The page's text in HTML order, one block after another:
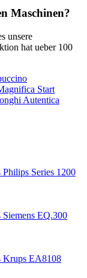
Maschinen?
unsere
hat ueber 100
Start
Autentica
Philips Series 1200
Siemens EQ.300
Krups EA8108